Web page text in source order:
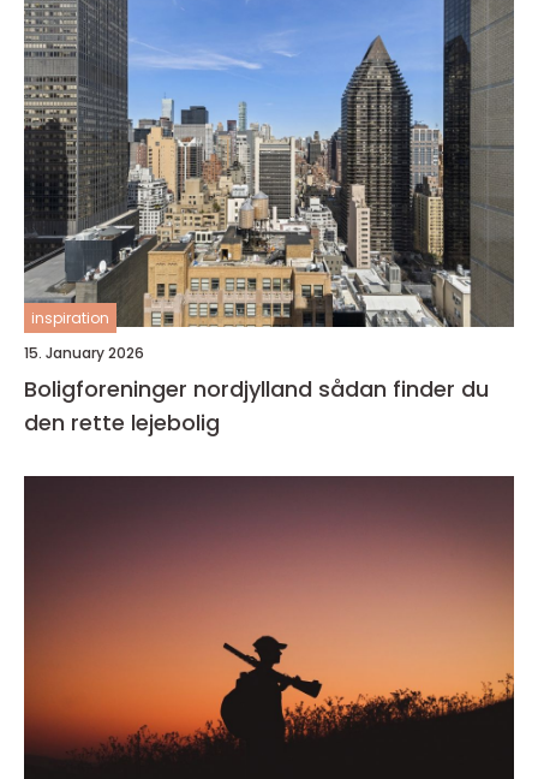
inspiration
15. January 2026
Boligforeninger nordjylland sådan finder du
den rette lejebolig